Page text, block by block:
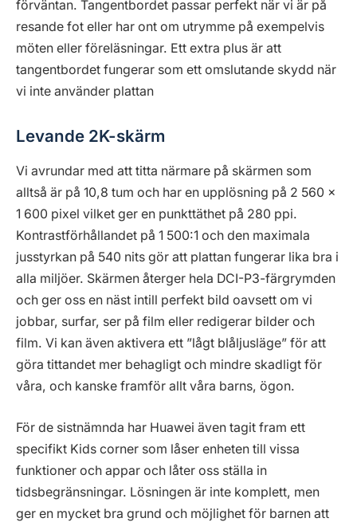
förväntan. Tangentbordet passar perfekt när vi är på
resande fot eller har ont om utrymme på exempelvis
möten eller föreläsningar. Ett extra plus är att
tangentbordet fungerar som ett omslutande skydd när
vi inte använder plattan
Levande 2K-skärm
Vi avrundar med att titta närmare på skärmen som
alltså är på 10,8 tum och har en upplösning på 2 560 x
1 600 pixel vilket ger en punkttäthet på 280 ppi.
Kontrastförhållandet på 1 500:1 och den maximala
jusstyrkan på 540 nits gör att plattan fungerar lika bra i
alla miljöer. Skärmen återger hela DCI-P3-färgrymden
och ger oss en näst intill perfekt bild oavsett om vi
jobbar, surfar, ser på film eller redigerar bilder och
film. Vi kan även aktivera ett ”lågt blåljusläge” för att
göra tittandet mer behagligt och mindre skadligt för
våra, och kanske framför allt våra barns, ögon.
För de sistnämnda har Huawei även tagit fram ett
specifikt Kids corner som låser enheten till vissa
funktioner och appar och låter oss ställa in
tidsbegränsningar. Lösningen är inte komplett, men
ger en mycket bra grund och möjlighet för barnen att